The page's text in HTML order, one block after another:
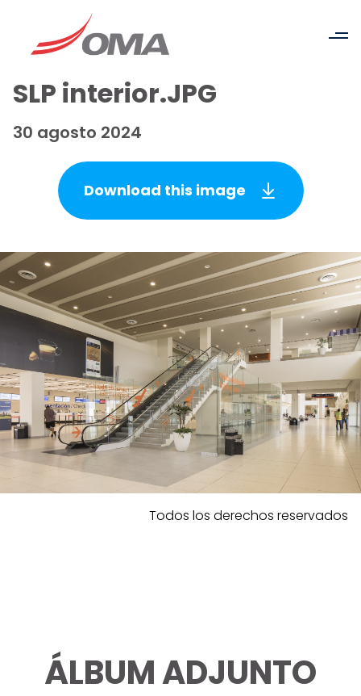
SLP interior.JPG
30 agosto 2024
Download this image
Todos los derechos reservados
ÁLBUM ADJUNTO